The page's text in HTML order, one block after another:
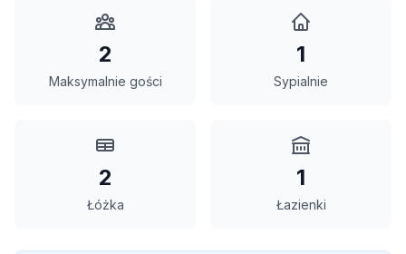
2
Maksymalnie gości
1
Sypialnie
2
Łóżka
1
Łazienki